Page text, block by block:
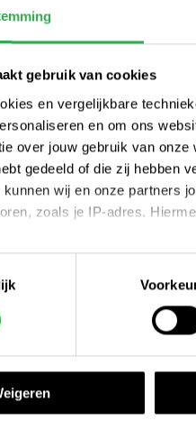
gebruik van cookies
en vergelijkbare
en om ons
over jouw gebruik van
gedeeld of die zij hebben
wij en onze partners
zoals je IP-adres.
wijzigen
die je kunt
Deze pagina is ook direct te
met die uw
een deelauto die
te doen of een grote
tot een grote
een deelauto is
zijn vaak beter voor het
dit aantal stijgt ieder
Zo maak je met een